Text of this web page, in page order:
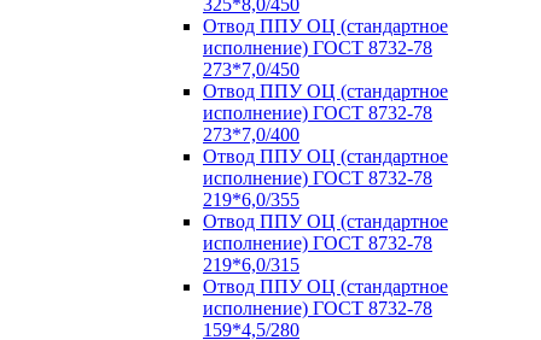
325*8,0/450
Отвод ППУ ОЦ (стандартное
исполнение) ГОСТ 8732-78
273*7,0/450
Отвод ППУ ОЦ (стандартное
исполнение) ГОСТ 8732-78
273*7,0/400
Отвод ППУ ОЦ (стандартное
исполнение) ГОСТ 8732-78
219*6,0/355
Отвод ППУ ОЦ (стандартное
исполнение) ГОСТ 8732-78
219*6,0/315
Отвод ППУ ОЦ (стандартное
исполнение) ГОСТ 8732-78
159*4,5/280